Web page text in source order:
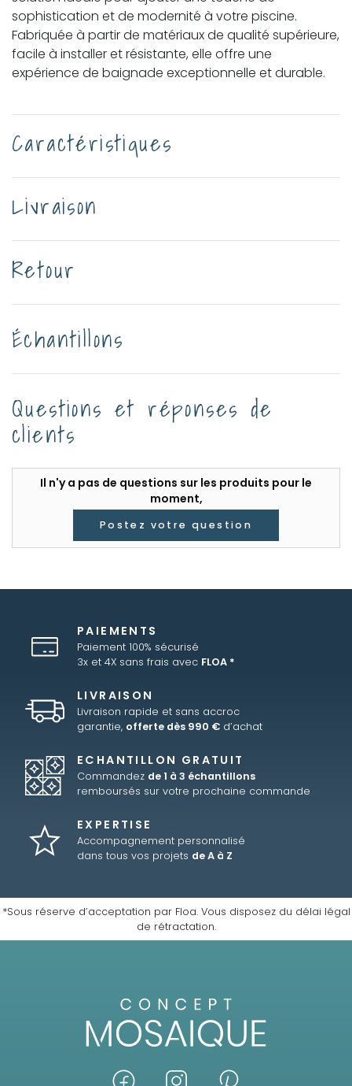
sophistication et de modernité à votre piscine.
Fabriquée à partir de matériaux de qualité supérieure,
facile à installer et résistante, elle offre une
expérience de baignade exceptionnelle et durable.
Caractéristiques
Livraison
Retour
Échantillons
Questions et réponses de
clients
Il n'y a pas de questions sur les produits pour le
moment,
Postez votre question
PAIEMENTS
Paiement 100% sécurisé
3x et 4X sans frais avec FLOA *
LIVRAISON
Livraison rapide et sans accroc
garantie, offerte dès 990 € d’achat
ECHANTILLON GRATUIT
Commandez de 1 à 3 échantillons
remboursés sur votre prochaine commande
EXPERTISE
Accompagnement personnalisé
dans tous vos projets de A à Z
*Sous réserve d’acceptation par Floa. Vous disposez du délai légal
de rétractation.